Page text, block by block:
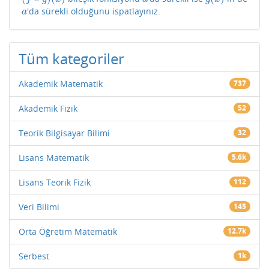
a
a'da sürekli olduğunu ispatlayınız.
Tüm kategoriler
Akademik Matematik 737
Akademik Fizik 52
Teorik Bilgisayar Bilimi 32
Lisans Matematik 5.6k
Lisans Teorik Fizik 112
Veri Bilimi 145
Orta Öğretim Matematik 12.7k
Serbest 1k